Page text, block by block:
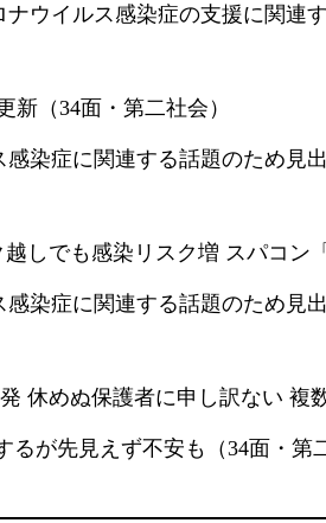
ウイルス感染症の支援に関連
新（34面・第二社会）
染症に関連する話題のため見
しでも感染リスク増 スパコン
染症に関連する話題のため見
休めぬ保護者に申し訳ない 複
るが先見えず不安も（34面・第